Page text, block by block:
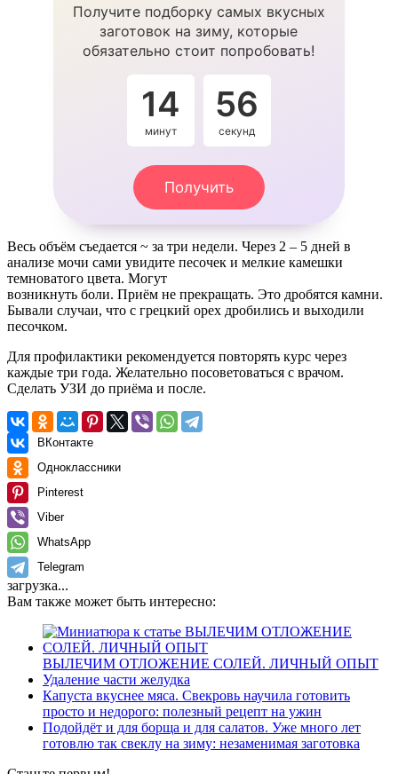
Получите подборку самых вкусных
заготовок на зиму, которые
обязательно стоит попробовать!
14
минут
55
секунд
Получить
Весь объём съедается ~ за три недели. Через 2 – 5 дней в
анализе мочи сами увидите песочек и мелкие камешки
темноватого цвета. Могут
возникнуть боли. Приём не прекращать. Это дробятся камни.
Бывали случаи, что с грецкий орех дробились и выходили
песочком.
Для профилактики рекомендуется повторять курс через
каждые три года. Желательно посоветоваться с врачом.
Сделать УЗИ до приёма и после.
ВКонтакте
Одноклассники
Pinterest
Viber
WhatsApp
Telegram
загрузка...
Вам также может быть интересно:
ВЫЛЕЧИМ ОТЛОЖЕНИЕ СОЛЕЙ. ЛИЧНЫЙ ОПЫТ
Удаление части желудка
Капуста вкуснее мяса. Свекровь научила готовить
просто и недорого: полезный рецепт на ужин
Подойдёт и для борща и для салатов. Уже много лет
готовлю так свеклу на зиму: незаменимая заготовка